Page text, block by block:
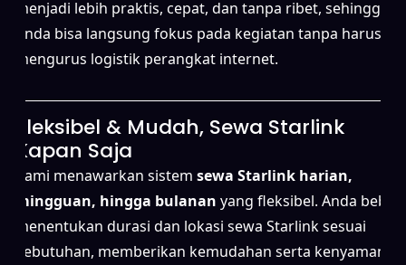
menjadi lebih praktis, cepat, dan tanpa ribet, sehingga
Anda bisa langsung fokus pada kegiatan tanpa harus
mengurus logistik perangkat internet.
Fleksibel & Mudah, Sewa Starlink
Kapan Saja
Kami menawarkan sistemsewa Starlink harian,
mingguan, hingga bulanan yang fleksibel. Anda bebas
menentukan durasi dan lokasi sewa Starlink sesuai
kebutuhan, memberikan kemudahan serta kenyamanan